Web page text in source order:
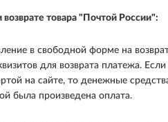
товара"Почтой России":
в свободной форме на
для возврата платежа. Если
на сайте, то денежные
была произведена оплата.